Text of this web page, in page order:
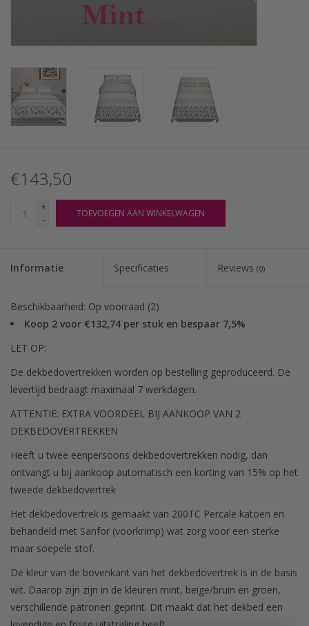
€143,50
+
-
TOEVOEGEN AAN WINKELWAGEN
Informatie Specificaties Reviews (0)
Beschikbaarheid: Op voorraad (2)
Koop 2 voor €132,74 per stuk en bespaar 7,5%
LET OP:
De dekbedovertrekken worden op bestelling geproduceerd. De
levertijd bedraagt maximaal 7 werkdagen.
ATTENTIE: EXTRA VOORDEEL BIJ AANKOOP VAN 2
DEKBEDOVERTREKKEN
Heeft u twee eenpersoons dekbedovertrekken nodig, dan
ontvangt u bij aankoop automatisch een korting van 15% op het
tweede dekbedovertrek
Het dekbedovertrek is gemaakt van 200TC Percale katoen en
behandeld met Sanfor (voorkrimp) wat zorg voor een sterke
maar soepele stof.
De kleur van de bovenkant van het dekbedovertrek is in de basis
wit. Daarop zijn zijn in de kleuren mint, beige/bruin en groen,
verschillende patronen geprint. Dit maakt dat het dekbed een